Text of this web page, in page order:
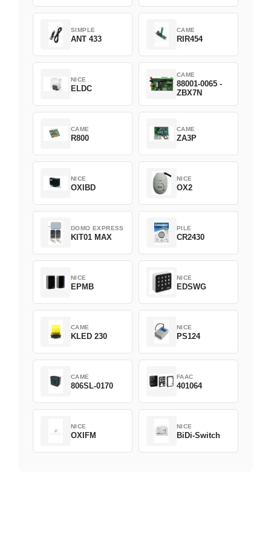
SIMPLE
ANT 433
CAME
RIR454
NICE
ELDC
CAME
88001-0065 -
ZBX7N
CAME
R800
CAME
ZA3P
NICE
OXIBD
NICE
OX2
DOMO EXPRESS
KIT01 MAX
PILE
CR2430
NICE
EPMB
NICE
EDSWG
CAME
KLED 230
NICE
PS124
CAME
806SL-0170
FAAC
401064
NICE
OXIFM
NICE
BiDi-Switch